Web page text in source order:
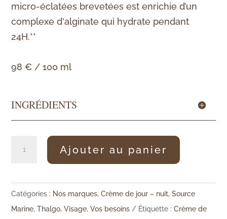
micro-éclatées brevetées est enrichie d’un
complexe d'alginate qui hydrate pendant
24H.**
98 € / 100 ml
INGRÉDIENTS
fondante
hydratante
Ajouter au panier
Catégories : Nos marques,Crème de jour – nuit,Source
Marine,Thalgo,Visage,Vos besoins Étiquette :Crème de